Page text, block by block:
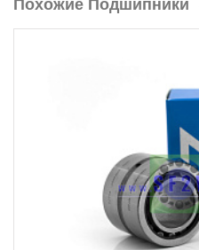
Похожие Подшипники